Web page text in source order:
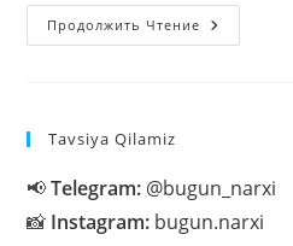
Продолжить Чтение Bir
Smenada
Tavsiya Qilamiz
📢Telegram: @bugun_narxi
📸 Instagram: bugun.narxi